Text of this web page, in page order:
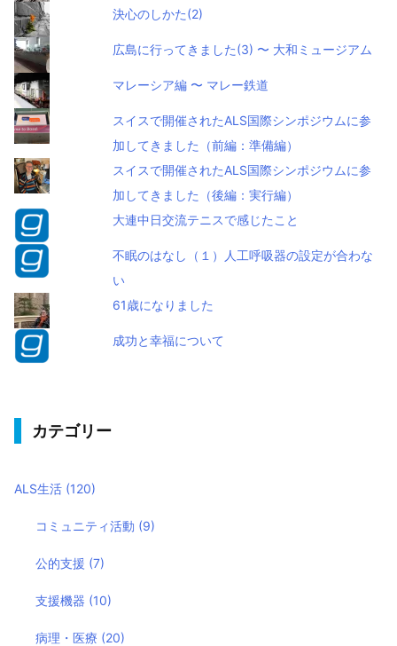
決心のしかた(2)
広島に行ってきました(3) 〜 大和ミュージアム
マレーシア編 〜 マレー鉄道
スイスで開催されたALS国際シンポジウムに参
加してきました（前編：準備編）
スイスで開催されたALS国際シンポジウムに参
加してきました（後編：実行編）
大連中日交流テニスで感じたこと
不眠のはなし（１）人工呼吸器の設定が合わな
い
61歳になりました
成功と幸福について
カテゴリー
ALS生活 (120)
コミュニティ活動 (9)
公的支援 (7)
支援機器 (10)
病理・医療 (20)